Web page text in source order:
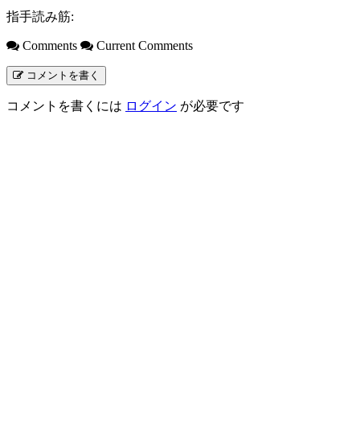
指手読み筋:
Comments Current Comments
コメントを書く
コメントを書くには ログイン が必要です